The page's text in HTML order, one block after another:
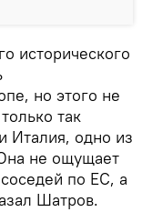
исторического
но этого не
так
Италия, одно из
не ощущает
по ЕС, а
Шатров.